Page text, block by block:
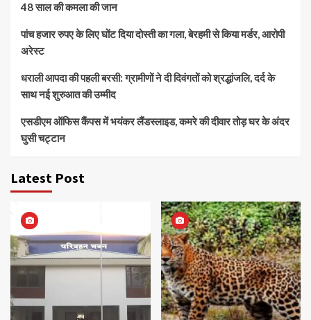
48 साल की कमला की जान
पांच हजार रुपए के लिए घोंट दिया दोस्ती का गला, बेरहमी से किया मर्डर, आरोपी
अरेस्ट
धराली आपदा की पहली बरसी: ग्रामीणों ने दी दिवंगतों को श्रद्धांजलि, दर्द के
साथ नई शुरुआत की उम्मीद
एसडीएम ऑफिस कैंपस में भयंकर लैंडस्लाइड, कमरे की दीवार तोड़ घर के अंदर
घुसी चट्टान
Latest Post